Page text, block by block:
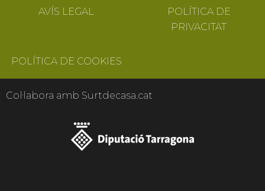
AVÍS LEGAL
POLÍTICA DE
PRIVACITAT
POLÍTICA DE COOKIES
Col·labora amb Surtdecasa.cat